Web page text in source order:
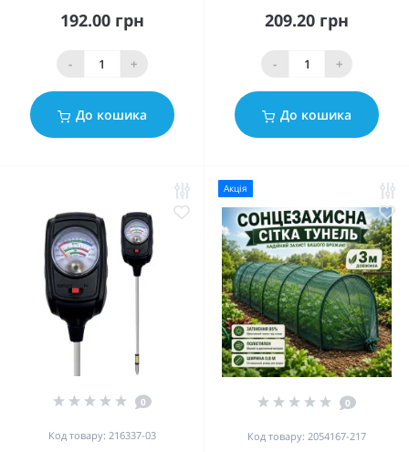
192.00 грн
- +
До кошика
209.20 грн
- +
До кошика
0
Код товару: 216337-03
Акція
0
Код товару: 2054167-217